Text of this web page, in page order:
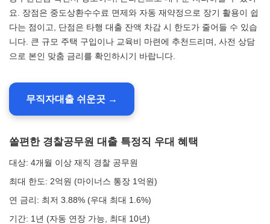
요. 장점은 중도상환수수료 면제와 자동 재약정으로 장기 활용이 쉽
다는 점이고, 단점은 타행 대출 잔액 차감 시 한도가 줄어들 수 있습
니다. 큰 규모 주택 구입이나 교육비 마련에 추천드리며, 사전 상담
으로 본인 맞춤 금리를 확인하시기 바랍니다.
무직자대출 쉬운곳 →
쏠편한 경찰공무원 대출 특정직 우대 혜택
대상: 4개월 이상 재직 경찰 공무원
최대 한도: 2억원 (마이너스 통장 1억원)
연 금리: 최저 3.88% (우대 최대 1.6%)
기간: 1년 (자동 연장 가능, 최대 10년)